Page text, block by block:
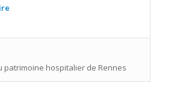
hospitalier de Rennes